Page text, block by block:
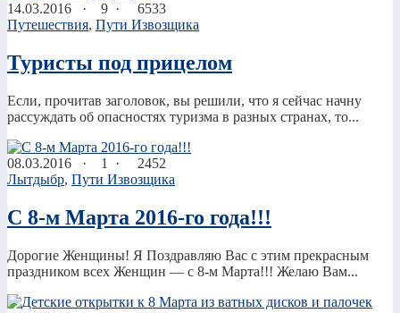
14.03.2016 · 9 ·
6533
Путешествия, Пути Извозщика
Туристы под прицелом
Если, прочитав заголовок, вы решили, что я сейчас начну
рассуждать об опасностях туризма в разных странах, то...
08.03.2016 · 1 ·
2452
Лытдыбр, Пути Извозщика
С 8-м Марта 2016-го года!!!
Дорогие Женщины! Я Поздравляю Вас с этим прекрасным
праздником всех Женщин — с 8-м Марта!!! Желаю Вам...